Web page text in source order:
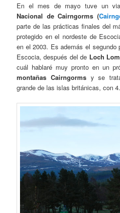
En el mes de mayo tuve un
Nacional de Cairngorms (
parte de las prácticas finales del
protegido en el nordeste de
en el 2003. Es además el segundo
Escocia, después del de Loch
cuál hablaré muy pronto en un
montañas Cairngormsy se trata
grande de las islas británicas, con